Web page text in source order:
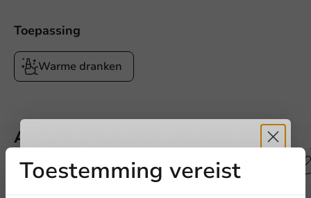
Toepassing
Warme dranken
Andere producten uit deze serie
Toestemming vereist
Ontvang5%